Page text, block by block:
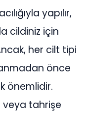
yapılır,
cildiniz için
her cilt tipi
önce
önemlidir.
veya tahrişe